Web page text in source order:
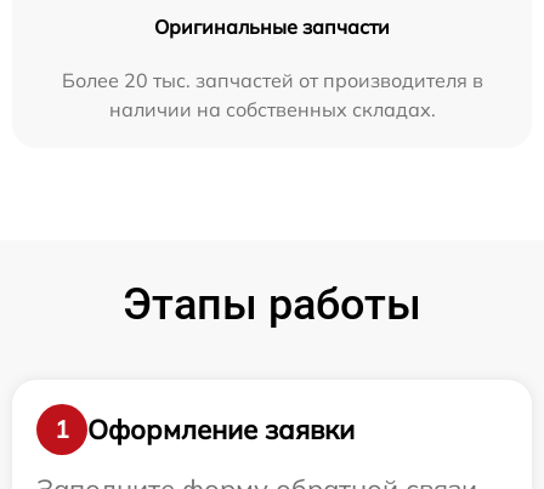
Оригинальные запчасти
Более 20 тыс. запчастей от производителя в
наличии на собственных складах.
Этапы работы
1
Оформление заявки